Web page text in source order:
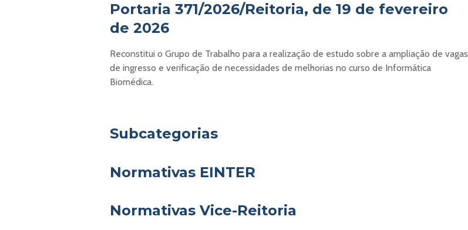
Portaria 371/2026/Reitoria, de 19 de fevereiro
de 2026
Reconstitui o Grupo de Trabalho para a realização de estudo sobre a ampliação de vagas
de ingresso e verificação de necessidades de melhorias no curso de Informática
Biomédica.
Subcategorias
Normativas EINTER
Normativas Vice-Reitoria